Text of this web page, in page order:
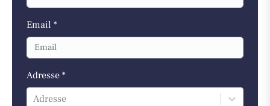
Email *
Adresse *
Adresse